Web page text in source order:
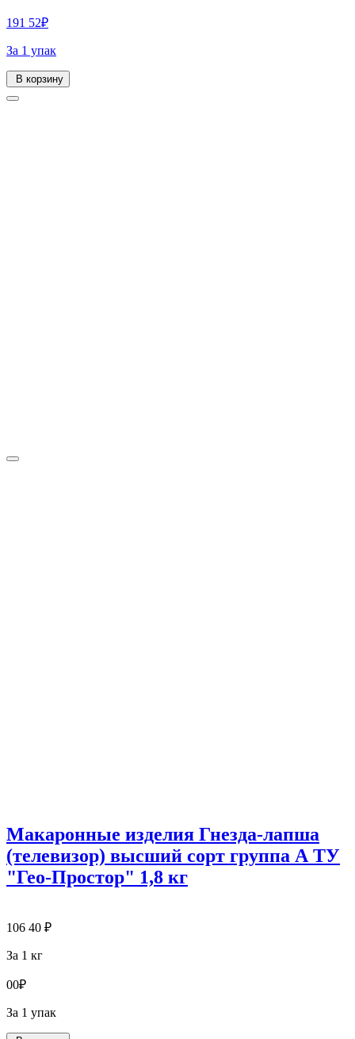
191 52₽
За 1 упак
В корзину
Макаронные изделия Гнезда-лапша
(телевизор) высший сорт группа А ТУ
"Гео-Простор" 1,8 кг
106 40 ₽
За 1 кг
00₽
За 1 упак